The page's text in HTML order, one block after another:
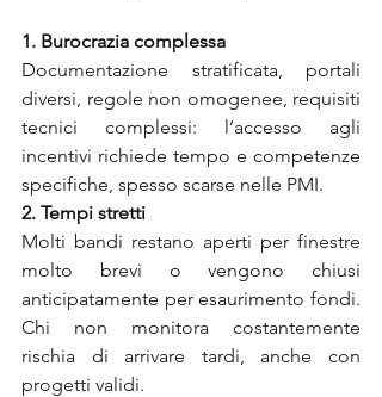
1. Burocrazia complessa
Documentazione stratificata, portali
diversi, regole non omogenee, requisiti
tecnici complessi: l’accesso agli
incentivi richiede tempo e competenze
specifiche, spesso scarse nelle PMI.
2. Tempi stretti
Molti bandi restano aperti per finestre
molto brevi o vengono chiusi
anticipatamente per esaurimento fondi.
Chi non monitora costantemente
rischia di arrivare tardi, anche con
progetti validi.